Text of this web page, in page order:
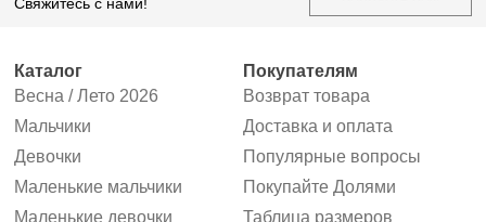
Каталог
Весна / Лето 2026
Мальчики
Девочки
Маленькие мальчики
Маленькие девочки
Покупателям
Возврат товара
Доставка и оплата
Популярные вопросы
Покупайте Долями
Таблица размеров